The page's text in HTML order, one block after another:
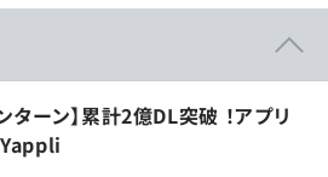
ーン】累計2億DL突破 ！アプリ
Yappli